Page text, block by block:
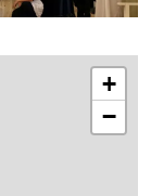
+
−